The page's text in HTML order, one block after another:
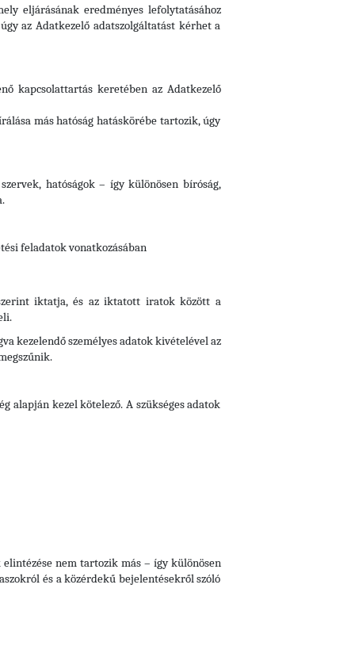
eljárásának eredményes lefolytatásához
az Adatkezelő adatszolgáltatást kérhet a
kapcsolattartás keretében az Adatkezelő
más hatóság hatáskörébe tartozik, úgy
hatóságok – így különösen bíróság,
feladatok vonatkozásában
iktatja, és az iktatott iratok között a
kezelendő személyes adatok kivételével az
alapján kezel kötelező. A szükséges adatok
nem tartozik más – így különösen
és a közérdekű bejelentésekről szóló